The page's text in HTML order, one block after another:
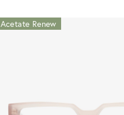
Acetate Renew